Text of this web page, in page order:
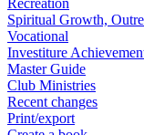
Recreation
Spiritual Growth,
Vocational
Investiture
Master Guide
Club Ministries
Recent changes
Print/export